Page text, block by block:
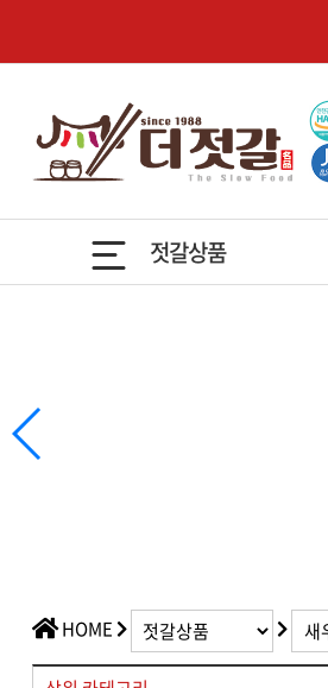
젓갈상품
HOME